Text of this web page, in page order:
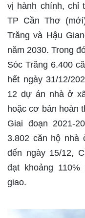
vị hành chính, chỉ
TP Cần Thơ
Trăng và Hậu
năm 2030. Trong
Sóc Trăng 6.400
hết ngày 31/12/
12 dự án nhà ở
hoặc cơ bản hoàn
Giai đoạn 2021-
3.802 căn hộ nhà
đến ngày 15/12,
đạt khoảng
giao.